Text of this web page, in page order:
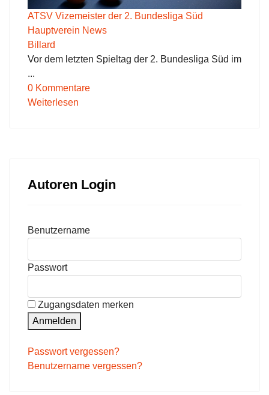
ATSV Vizemeister der 2. Bundesliga Süd
Hauptverein News
Billard
Vor dem letzten Spieltag der 2. Bundesliga Süd im
...
0 Kommentare
Weiterlesen
Autoren Login
Benutzername
Passwort
Zugangsdaten merken
Anmelden
Passwort vergessen?
Benutzername vergessen?